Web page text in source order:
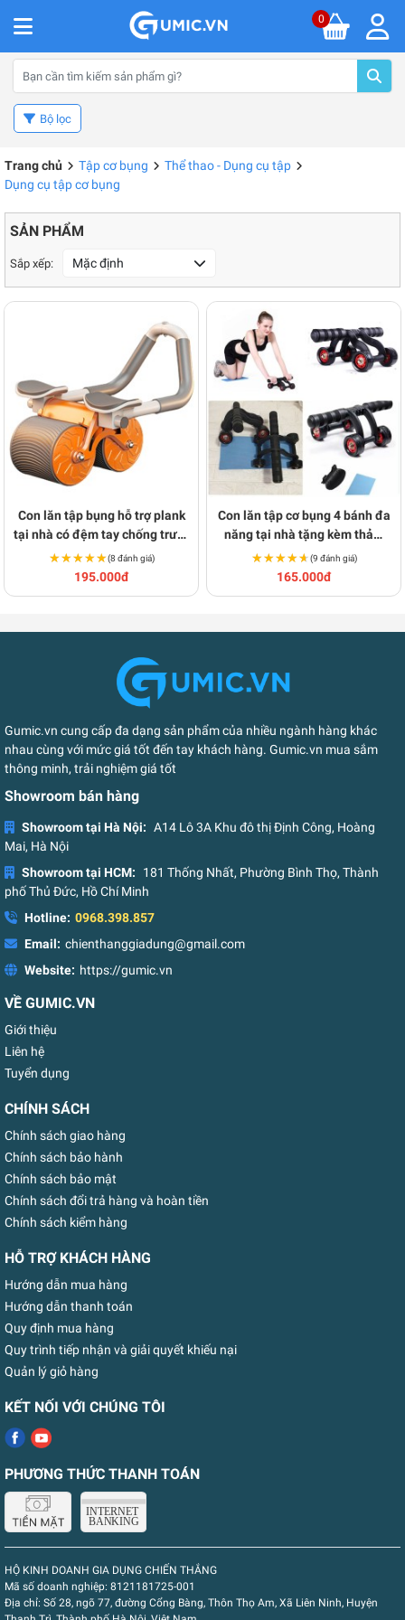
0
Bộ lọc
Trang chủ Tập cơ bụng
Thể thao - Dụng cụ tập
Dụng cụ tập cơ bụng
SẢN PHẨM
Sắp xếp: Mặc định
Con lăn tập bụng hỗ trợ plank
tại nhà có đệm tay chống trượt
BA416
★★★★★
★★★★★(8 đánh giá)
195.000đ
Con lăn tập cơ bụng 4 bánh đa
năng tại nhà tặng kèm thảm
H118
★★★★★
★★★★★(9 đánh giá)
165.000đ
Gumic.vn cung cấp đa dạng sản phẩm của nhiều ngành hàng khác
nhau cùng với mức giá tốt đến tay khách hàng. Gumic.vn mua sắm
thông minh, trải nghiệm giá tốt
Showroom bán hàng
Showroom tại Hà Nội: A14 Lô 3A Khu đô thị Định Công, Hoàng
Mai, Hà Nội
Showroom tại HCM:
181 Thống Nhất, Phường Bình Thọ, Thành
phố Thủ Đức, Hồ Chí Minh
Hotline: 0968.398.857
Email: chienthanggiadung@gmail.com
Website: https://gumic.vn
VỀ GUMIC.VN
Giới thiệu
Liên hệ
Tuyển dụng
CHÍNH SÁCH
Chính sách giao hàng
Chính sách bảo hành
Chính sách bảo mật
Chính sách đổi trả hàng và hoàn tiền
Chính sách kiểm hàng
HỖ TRỢ KHÁCH HÀNG
Hướng dẫn mua hàng
Hướng dẫn thanh toán
Quy định mua hàng
Quy trình tiếp nhận và giải quyết khiếu nại
Quản lý giỏ hàng
KẾT NỐI VỚI CHÚNG TÔI
PHƯƠNG THỨC THANH TOÁN
HỘ KINH DOANH GIA DỤNG CHIẾN THẮNG
Mã số doanh nghiệp: 8121181725-001
Địa chỉ: Số 28, ngõ 77, đường Cổng Bàng, Thôn Thọ Am, Xã Liên Ninh, Huyện